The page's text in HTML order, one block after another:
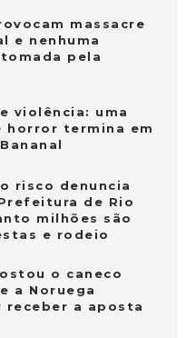
massacre
e nenhuma
pela
violência: uma
horror termina em
risco denuncia
de Rio
milhões são
e rodeio
o caneco
a Noruega
receber a aposta